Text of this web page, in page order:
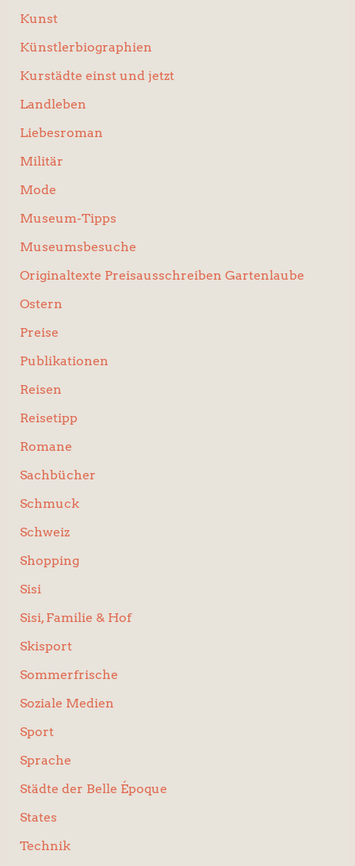
Kunst
Künstlerbiographien
Kurstädte einst und jetzt
Landleben
Liebesroman
Militär
Mode
Museum-Tipps
Museumsbesuche
Originaltexte Preisausschreiben Gartenlaube
Ostern
Preise
Publikationen
Reisen
Reisetipp
Romane
Sachbücher
Schmuck
Schweiz
Shopping
Sisi
Sisi, Familie & Hof
Skisport
Sommerfrische
Soziale Medien
Sport
Sprache
Städte der Belle Époque
States
Technik